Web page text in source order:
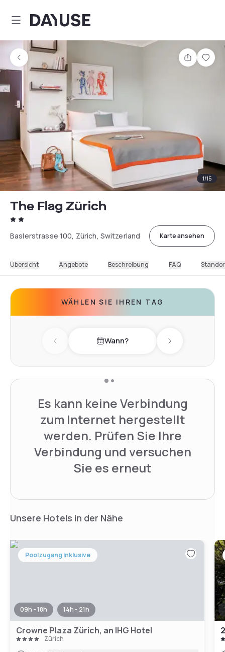
Dayuse
Teilen
1/15
The Flag Zürich
Baslerstrasse 100, Zürich, Switzerland Karte ansehen
Übersicht Angebote Beschreibung FAQ
WÄHLEN SIE IHREN TAG
Previous day Wann? Next day
Es kann keine Verbindung
zum Internet hergestellt
werden. Prüfen Sie Ihre
Verbindung und versuchen
Sie es erneut
Unsere Hotels in der Nähe
Poolzugang inklusive
09h - 18h 14h - 21h
Crowne Plaza Zürich, an IHG Hotel
Zürich